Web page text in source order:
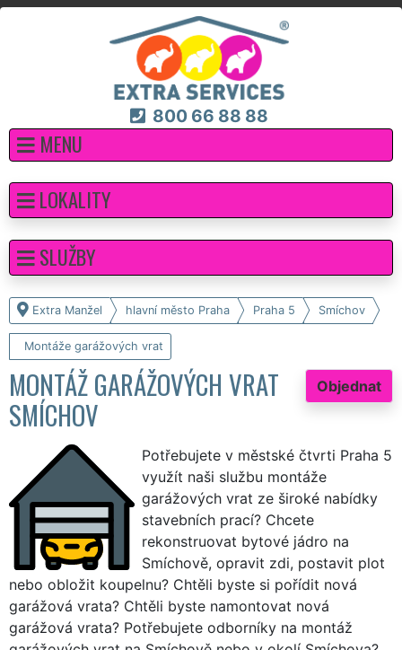
800 66 88 88
MENU
Extra Manžel hlavní město Praha Praha 5 Smíchov
Montáže garážových vrat
Objednat
MONTÁŽ GARÁŽOVÝCH VRAT
SMÍCHOV
Potřebujete v městské čtvrti Praha 5
využít naši službu montáže
garážových vrat ze široké nabídky
stavebních prací? Chcete
rekonstruovat bytové jádro na
Smíchově, opravit zdi, postavit plot
nebo obložit koupelnu? Chtěli byste si pořídit nová
garážová vrata? Chtěli byste namontovat nová
garážová vrata? Potřebujete odborníky na montáž
LOKALITY
SLUŽBY